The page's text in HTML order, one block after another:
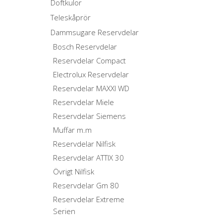
Doftkulor
Teleskåprör
Dammsugare Reservdelar
Bosch Reservdelar
Reservdelar Compact
Electrolux Reservdelar
Reservdelar MAXXI WD
Reservdelar Miele
Reservdelar Siemens
Muffar m.m
Reservdelar Nilfisk
Reservdelar ATTIX 30
Övrigt Nilfisk
Reservdelar Gm 80
Reservdelar Extreme
Serien